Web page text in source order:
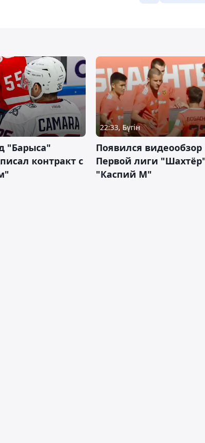
"Барыса"
контракт с
22:33, Бүгін
Появился
Первой лиги
"Каспий М"